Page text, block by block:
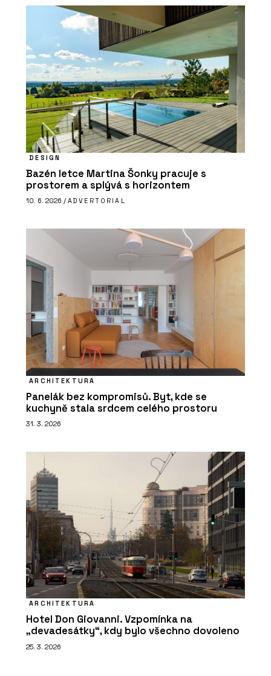
DESIGN
Bazén letce Martina Šonky pracuje s
prostorem a splývá s horizontem
10. 6. 2026 / ADVERTORIAL
ARCHITEKTURA
Panelák bez kompromisů. Byt, kde se
kuchyně stala srdcem celého prostoru
31. 3. 2026
ARCHITEKTURA
Hotel Don Giovanni. Vzpomínka na
„devadesátky“, kdy bylo všechno dovoleno
25. 3. 2026